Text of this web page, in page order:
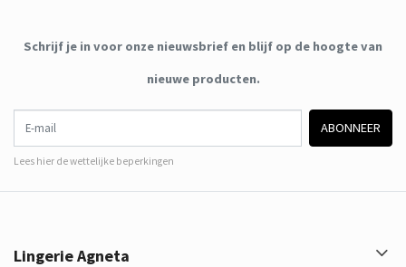
Schrijf je in voor onze nieuwsbrief en blijf op de hoogte van
nieuwe producten.
ABONNEER
Lees hier de wettelijke beperkingen
Lingerie Agneta